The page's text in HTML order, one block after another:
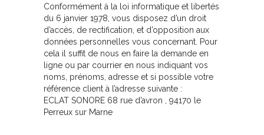
Conformément à la loi informatique et libertés
du 6 janvier 1978, vous disposez d’un droit
d’accès, de rectification, et d’opposition aux
données personnelles vous concernant. Pour
cela il suffit de nous en faire la demande en
ligne ou par courrier en nous indiquant vos
noms, prénoms, adresse et si possible votre
référence client à l’adresse suivante :
ECLAT SONORE 68 rue d’avron , 94170 le
Perreux sur Marne